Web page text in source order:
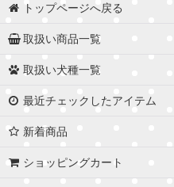
トップページへ戻る
取扱い商品一覧
取扱い犬種一覧
最近チェックしたアイテム
新着商品
ショッピングカート